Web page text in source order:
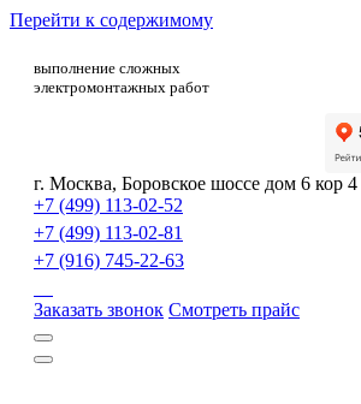
Перейти к содержимому
выполнение сложных
электромонтажных работ
г. Москва, Боровское шоссе дом 6 кор 4
+7 (499) 113-02-52
+7 (499) 113-02-81
+7 (916) 745-22-63
Заказать звонок Смотреть прайс